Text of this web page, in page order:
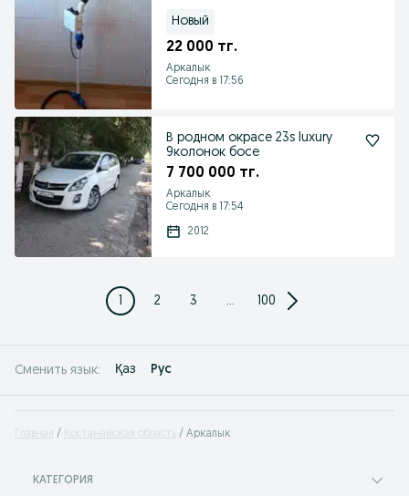
Новый
22 000 тг.
Аркалык
Сегодня в 17:56
В родном окрасе 23s luxury
9колонок босе
7 700 000 тг.
Аркалык
Сегодня в 17:54
2012
1 2 3 ... 100
Сменить язык: Қаз Рус
Главная Костанайская область Аркалык
КАТЕГОРИЯ